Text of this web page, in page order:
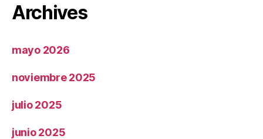
Archives
mayo 2026
noviembre 2025
julio 2025
junio 2025